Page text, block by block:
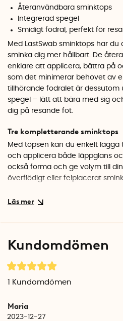
Återanvändbara sminktops
Integrerad spegel
Smidigt fodral, perfekt för
Med LastSwab sminktops har
sminka dig mer hållbart. De
enklare att applicera, bättra på
som det minimerar behovet av
tillhörande fodralet är dessutom
spegel – lätt att bära med sig
dig på resande fot.
Tre kompletterande sminktops
Med topsen kan du enkelt lägga
och applicera både läppglans
också forma och ge volym till
överflödigt eller felplacerat
Så här gör du
2. Rengör topsen med tvål och
i tvättmaskin om du använder
3. Placera åter topsen i fodralet
Med LastSwab sminktops väljer
kvalitetsverktyg, utan bidrar
Kundomdömen
Kundomdömen
Maria
2023-12-27